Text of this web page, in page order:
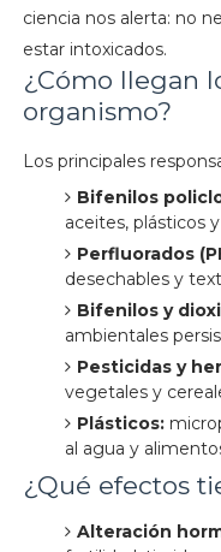
ciencia nos alerta: no
estar intoxicados.
¿Cómo llegan
organismo?
Los principales
Bifenilos
aceites, plásticos
Perfluorados
desechables y
Bifenilos y
ambientales
Pesticidas y
vegetales y
Plásticos:
al agua y
¿Qué efectos
Alteración